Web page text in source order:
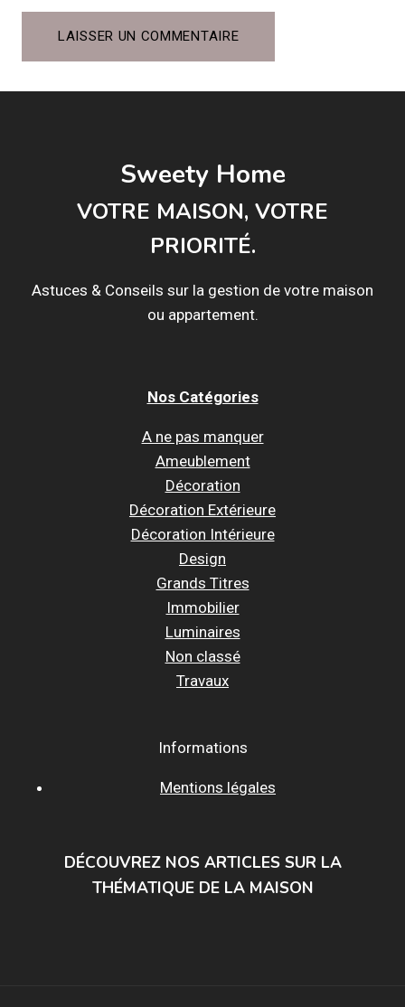
Sweety Home
VOTRE MAISON, VOTRE
PRIORITÉ.
Astuces & Conseils sur la gestion de votre maison
ou appartement.
Nos Catégories
A ne pas manquer
Ameublement
Décoration
Décoration Extérieure
Décoration Intérieure
Design
Grands Titres
Immobilier
Luminaires
Non classé
Travaux
Informations
Mentions légales
DÉCOUVREZ NOS ARTICLES SUR LA
THÉMATIQUE DE LA MAISON